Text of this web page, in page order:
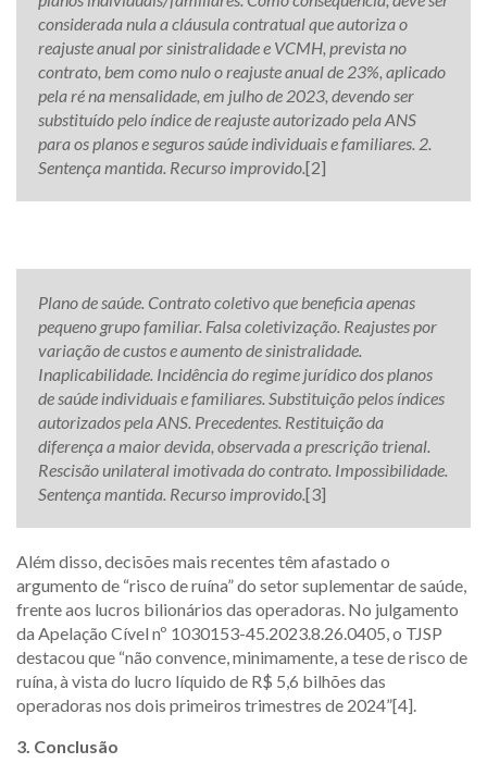
considerada nula a cláusula contratual que autoriza o
reajuste anual por sinistralidade e VCMH, prevista no
contrato, bem como nulo o reajuste anual de 23%, aplicado
pela ré na mensalidade, em julho de 2023, devendo ser
substituído pelo índice de reajuste autorizado pela ANS
para os planos e seguros saúde individuais e familiares. 2.
Sentença mantida. Recurso improvido.[2]
Plano de saúde. Contrato coletivo que beneficia apenas
pequeno grupo familiar. Falsa coletivização. Reajustes por
variação de custos e aumento de sinistralidade.
Inaplicabilidade. Incidência do regime jurídico dos planos
de saúde individuais e familiares. Substituição pelos índices
autorizados pela ANS. Precedentes. Restituição da
diferença a maior devida, observada a prescrição trienal.
Rescisão unilateral imotivada do contrato. Impossibilidade.
Sentença mantida. Recurso improvido.[3]
Além disso, decisões mais recentes têm afastado o
argumento de “risco de ruína” do setor suplementar de saúde,
frente aos lucros bilionários das operadoras. No julgamento
da Apelação Cível nº 1030153-45.2023.8.26.0405, o TJSP
destacou que “não convence, minimamente, a tese de risco de
ruína, à vista do lucro líquido de R$ 5,6 bilhões das
operadoras nos dois primeiros trimestres de 2024”[4].
3. Conclusão